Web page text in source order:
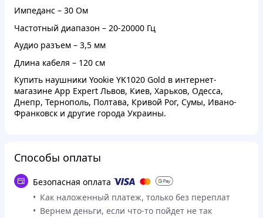
Импеданс – 30 Ом
Частотный диапазон – 20-20000 Гц
Аудио разъем – 3,5 мм
Длина кабеля – 120 см
Купить наушники Yookie YK1020 Gold в интернет-
магазине App Expert Львов, Киев, Харьков, Одесса,
Днепр, Тернополь, Полтава, Кривой Рог, Сумы, Ивано-
Франковск и другие города Украины.
Способы оплаты
Безопасная оплата
Как наложенный платеж, только без переплат
Вернем деньги, если что-то пойдет не так